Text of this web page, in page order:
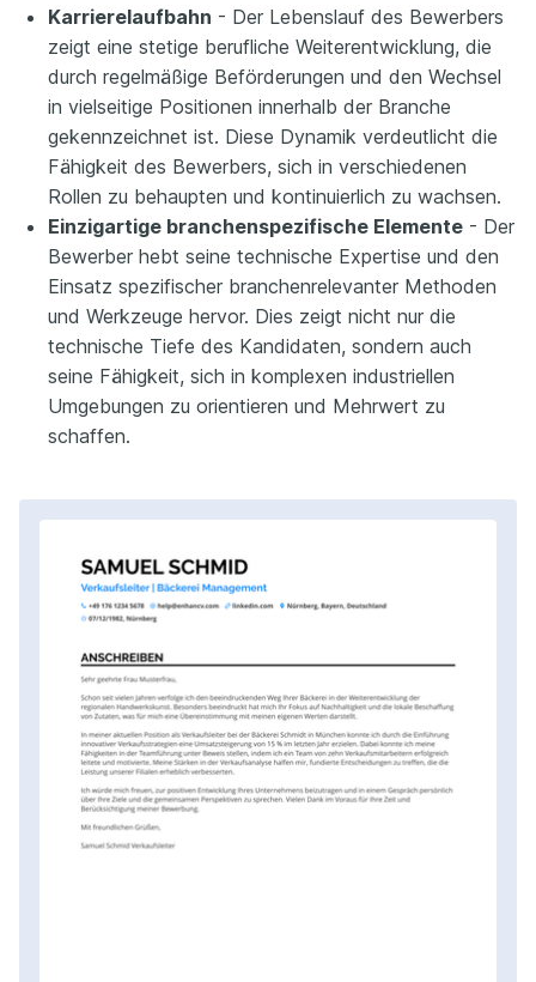
Karrierelaufbahn - Der Lebenslauf des Bewerbers
zeigt eine stetige berufliche Weiterentwicklung, die
durch regelmäßige Beförderungen und den Wechsel
in vielseitige Positionen innerhalb der Branche
gekennzeichnet ist. Diese Dynamik verdeutlicht die
Fähigkeit des Bewerbers, sich in verschiedenen
Rollen zu behaupten und kontinuierlich zu wachsen.
Einzigartige branchenspezifische Elemente - Der
Bewerber hebt seine technische Expertise und den
Einsatz spezifischer branchenrelevanter Methoden
und Werkzeuge hervor. Dies zeigt nicht nur die
technische Tiefe des Kandidaten, sondern auch
seine Fähigkeit, sich in komplexen industriellen
Umgebungen zu orientieren und Mehrwert zu
schaffen.